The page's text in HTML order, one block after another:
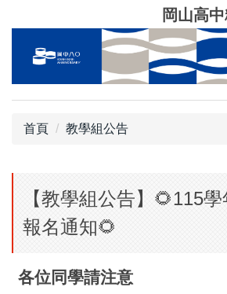
到
內
岡山高
首頁 教學組公告
【教學組公告】🌻115
報名通知🌻
各位同學請注意